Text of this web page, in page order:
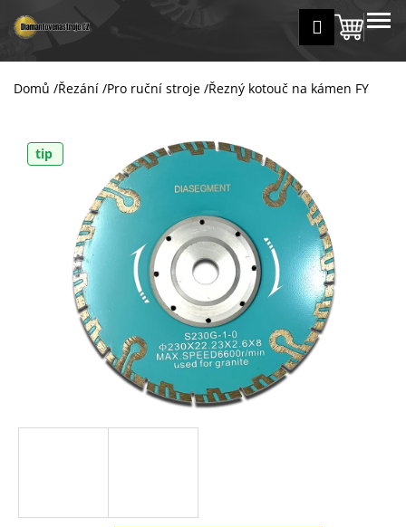
na
obsah
Přihlášení
košík
MENU
Domů /Řezání /Pro ruční stroje /Řezný kotouč na kámen FY
tip
š
Zpět
Zpět
C
p
o
a